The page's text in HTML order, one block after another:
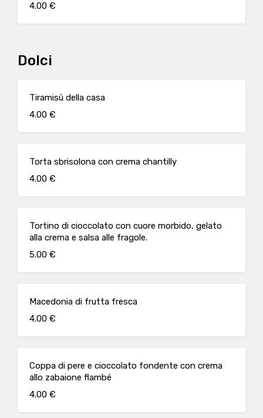
4.00 €
Dolci
Tiramisù della casa
4.00 €
Torta sbrisolona con crema chantilly
4.00 €
Tortino di cioccolato con cuore morbido, gelato
alla crema e salsa alle fragole.
5.00 €
Macedonia di frutta fresca
4.00 €
Coppa di pere e cioccolato fondente con crema
allo zabaione flambé
4.00 €